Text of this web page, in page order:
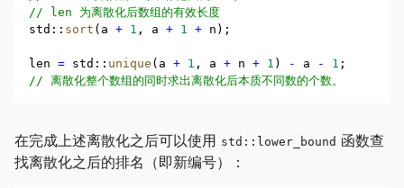
// len 为离散化后数组的有效长度
std :: sort (a + 1 , a + 1 + n);
len = std :: unique (a + 1 , a + n + 1 ) - a - 1 ;
// 离散化整个数组的同时求出离散化后本质不同数的个数。
在完成上述离散化之后可以使用 std::lower_bound 函数查
找离散化之后的排名（即新编号）：